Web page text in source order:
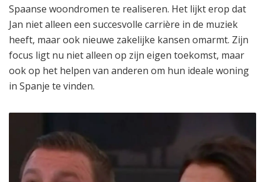
Spaanse woondromen te realiseren. Het lijkt erop dat
Jan niet alleen een succesvolle carrière in de muziek
heeft, maar ook nieuwe zakelijke kansen omarmt. Zijn
focus ligt nu niet alleen op zijn eigen toekomst, maar
ook op het helpen van anderen om hun ideale woning
in Spanje te vinden.